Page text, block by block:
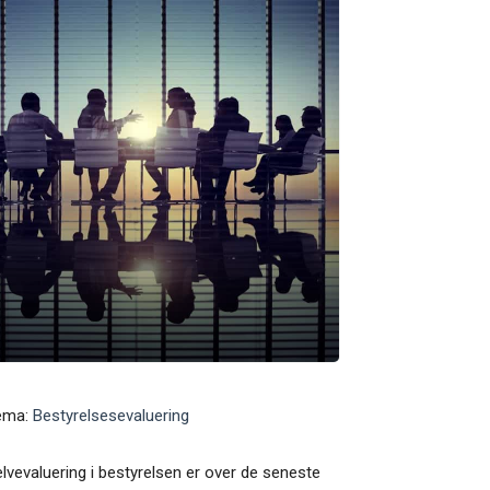
Bestyrelsesevaluering
i bestyrelsen er over de seneste